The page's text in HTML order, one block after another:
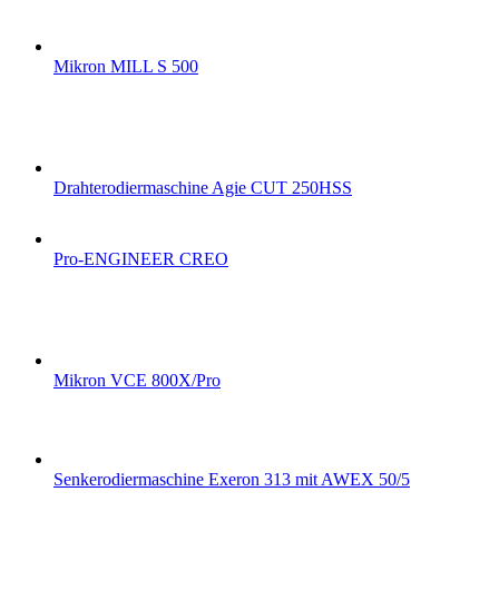
Mikron MILL S 500
Drahterodiermaschine Agie CUT 250HSS
Pro-ENGINEER CREO
Mikron VCE 800X/Pro
Senkerodiermaschine Exeron 313 mit AWEX 50/5